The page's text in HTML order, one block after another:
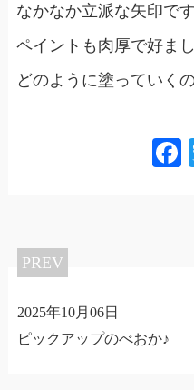
なかなか立派な矢印です
ペイントも肉厚で好ま
どのように塗っていく
PREV
2025年10月06日
ピックアップのべおか♪